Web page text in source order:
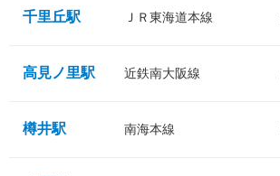
千里丘駅 ＪＲ東海道本線
高見ノ里駅 近鉄南大阪線
樽井駅 南海本線